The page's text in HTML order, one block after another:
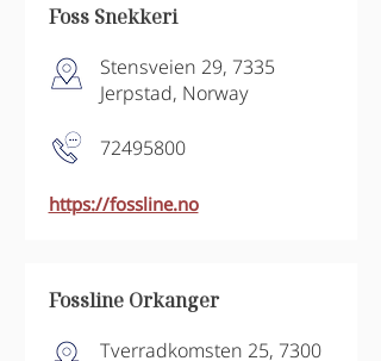
Foss Snekkeri
Stensveien 29, 7335
Jerpstad, Norway
72495800
https://fossline.no
Fossline Orkanger
Tverradkomsten 25, 7300